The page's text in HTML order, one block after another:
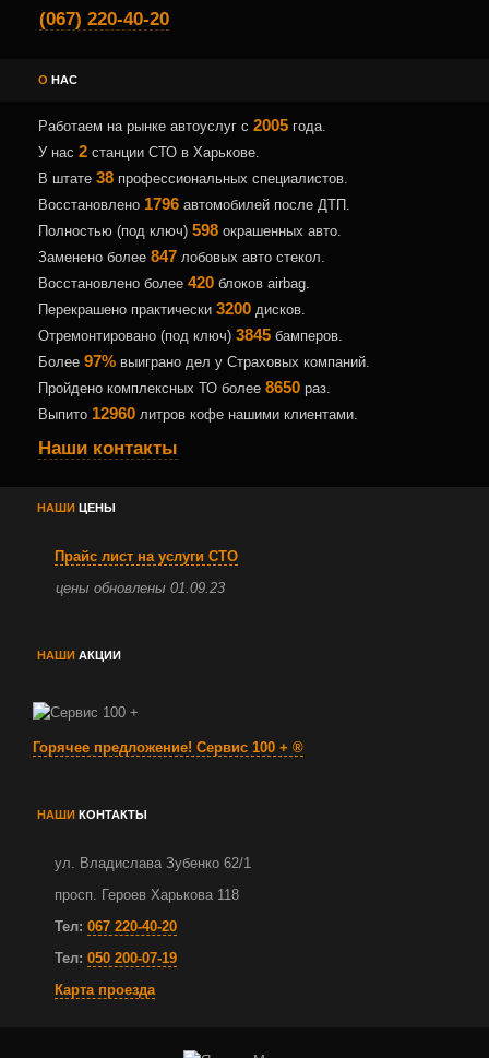
(067) 220-40-20
О НАС
Работаем на рынке автоуслуг с 2005 года.
У нас 2 станции СТО в Харькове.
В штате 38 профессиональных специалистов.
Восстановлено 1796 автомобилей после ДТП.
Полностью (под ключ) 598 окрашенных авто.
Заменено более 847 лобовых авто стекол.
Восстановлено более 420 блоков airbag.
Перекрашено практически 3200 дисков.
Отремонтировано (под ключ) 3845 бамперов.
Более 97% выиграно дел у Страховых компаний.
Пройдено комплексных ТО более 8650 раз.
Выпито 12960 литров кофе нашими клиентами.
Наши контакты
НАШИ ЦЕНЫ
Прайс лист на услуги СТО
цены обновлены 01.09.23
НАШИ АКЦИИ
Горячее предложение! Сервис 100 + ®
НАШИ КОНТАКТЫ
ул. Владислава Зубенко 62/1
просп. Героев Харькова 118
Тел: 067 220-40-20
Тел: 050 200-07-19
Карта проезда